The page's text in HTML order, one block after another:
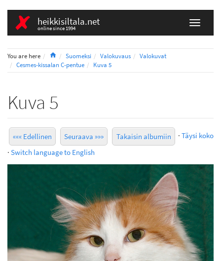
heikkisiltala.net
online since 1994
You are here HomeSuomeksi Valokuvaus
Valokuvat
Cesmes-kissalan C-pentue
Kuva 5
Kuva 5
««« Edellinen Seuraava »»» Takaisin albumiin · Täysi koko
· Switch language to English